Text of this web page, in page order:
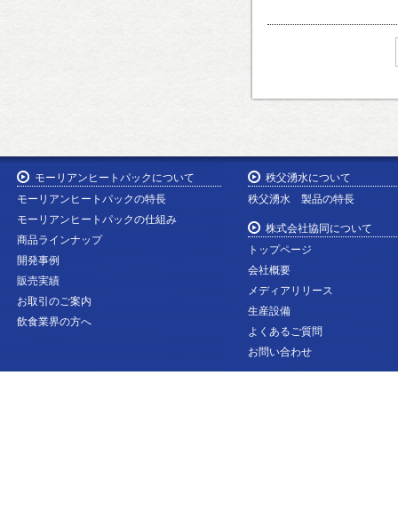
モーリアンヒートパックについて
モーリアンヒートパックの特長
モーリアンヒートパックの仕組み
商品ラインナップ
開発事例
販売実績
お取引のご案内
飲食業界の方へ
秩父湧水について
秩父湧水 製品の特長
株式会社協同について
トップページ
会社概要
メディアリリース
生産設備
よくあるご質問
お問い合わせ